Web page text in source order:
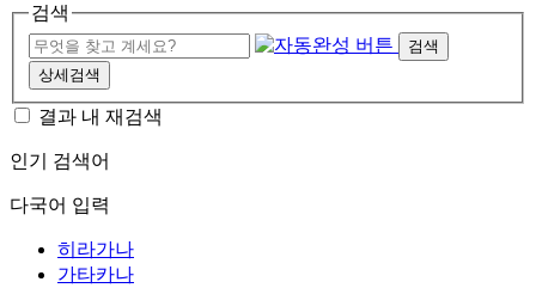
검색
검색
상세검색
결과 내 재검색
인기 검색어
다국어 입력
히라가나
가타카나